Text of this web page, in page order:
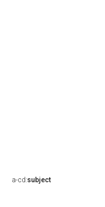
a-cd:subject